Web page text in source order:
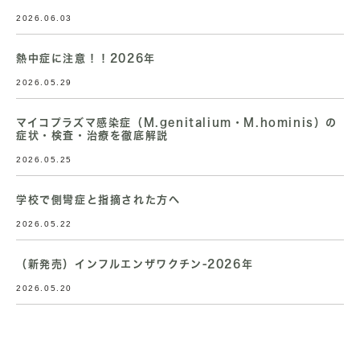
2026.06.03
熱中症に注意！！2026年
2026.05.29
マイコプラズマ感染症（M.genitalium・M.hominis）の
症状・検査・治療を徹底解説
2026.05.25
学校で側彎症と指摘された方へ
2026.05.22
（新発売）インフルエンザワクチン-2026年
2026.05.20